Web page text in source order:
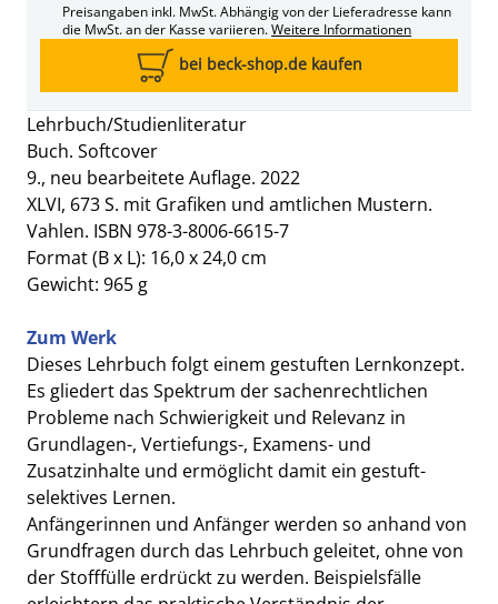
Lehrbuch/Studienliteratur
Buch. Softcover
9., neu bearbeitete Auflage. 2022
XLVI, 673 S. mit Grafiken und amtlichen Mustern.
Vahlen. ISBN 978-3-8006-6615-7
Format (B x L): 16,0 x 24,0 cm
Gewicht: 965 g
Zum Werk
Dieses Lehrbuch folgt einem gestuften Lernkonzept.
Es gliedert das Spektrum der sachenrechtlichen
Probleme nach Schwierigkeit und Relevanz in
Grundlagen-, Vertiefungs-, Examens- und
Zusatzinhalte und ermöglicht damit ein gestuft-
selektives Lernen.
Anfängerinnen und Anfänger werden so anhand von
Grundfragen durch das Lehrbuch geleitet, ohne von
der Stofffülle erdrückt zu werden. Beispielsfälle
Preisangaben inkl. MwSt. Abhängig von der Lieferadresse kann
die MwSt. an der Kasse variieren.Weitere Informationen
bei beck-shop.de kaufen